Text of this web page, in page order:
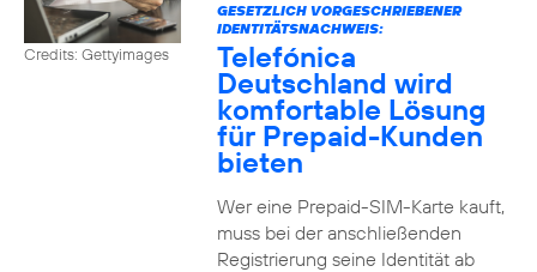
Credits: Gettyimages
GESETZLICH VORGESCHRIEBENER
IDENTITÄTSNACHWEIS:
Telefónica
Deutschland wird
komfortable Lösung
für Prepaid-Kunden
bieten
Wer eine Prepaid-SIM-Karte kauft,
muss bei der anschließenden
Registrierung seine Identität ab